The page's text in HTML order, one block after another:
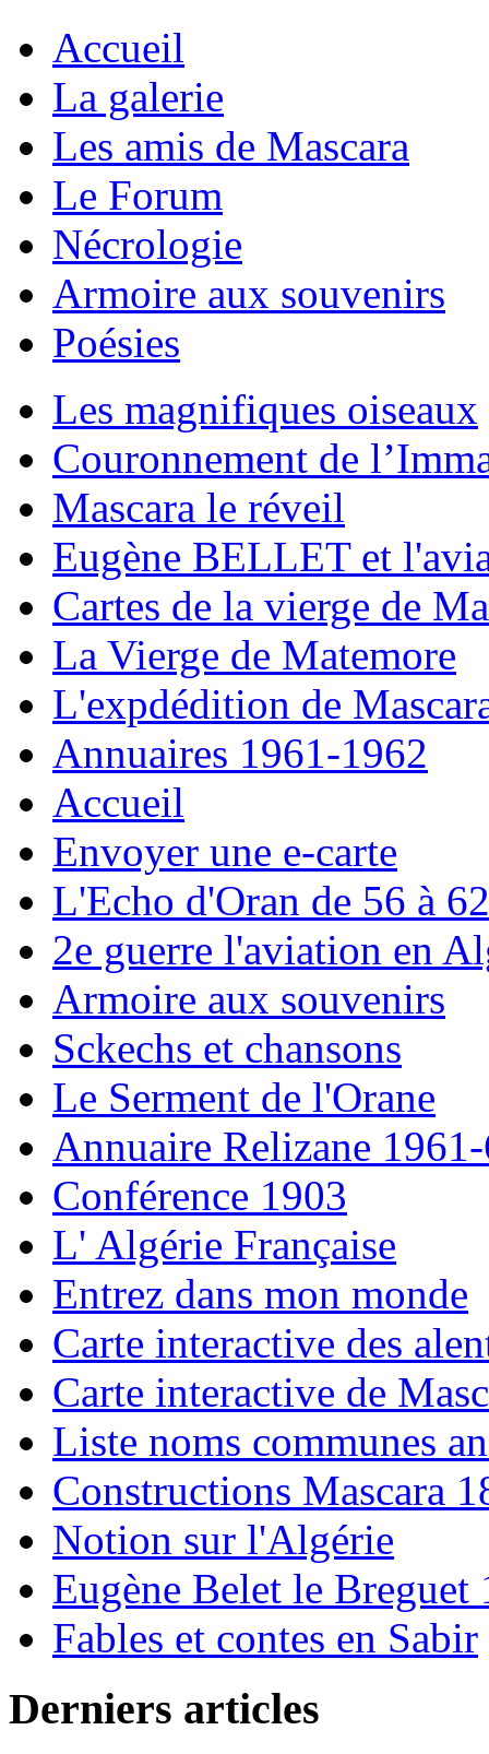
Accueil
La galerie
Les amis de Mascara
Le Forum
Nécrologie
Armoire aux souvenirs
Poésies
Les magnifiques oiseaux
Couronnement de
Mascara le réveil
Eugène BELLET et
Cartes de la vierge de
La Vierge de Matemore
L'expdédition de
Annuaires 1961-1962
Accueil
Envoyer une e-carte
L'Echo d'Oran de 56 à 62
2e guerre l'aviation en
Armoire aux souvenirs
Sckechs et chansons
Le Serment de l'Orane
Annuaire Relizane
Conférence 1903
L' Algérie Française
Entrez dans mon monde
Carte interactive des
Carte interactive de
Liste noms communes
Constructions Mascara
Notion sur l'Algérie
Eugène Belet le Breguet
Fables et contes en Sabir
Derniers articles